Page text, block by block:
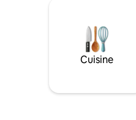
Cuisine